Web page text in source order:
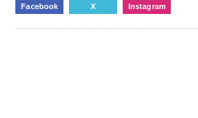
Facebook X Instagram